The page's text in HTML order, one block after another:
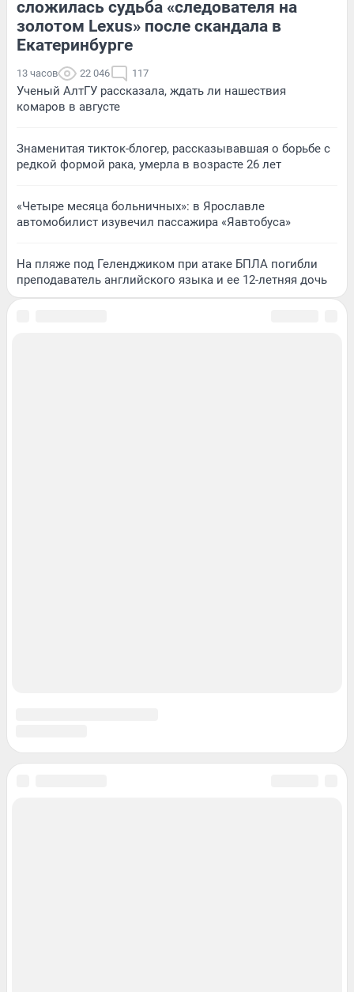
сложилась судьба «следователя на
золотом Lexus» после скандала в
Екатеринбурге
13 часов 22 046 117
Ученый АлтГУ рассказала, ждать ли нашествия
комаров в августе
Знаменитая тикток-блогер, рассказывавшая о борьбе с
редкой формой рака, умерла в возрасте 26 лет
«Четыре месяца больничных»: в Ярославле
автомобилист изувечил пассажира «Яавтобуса»
На пляже под Геленджиком при атаке БПЛА погибли
преподаватель английского языка и ее 12-летняя дочь